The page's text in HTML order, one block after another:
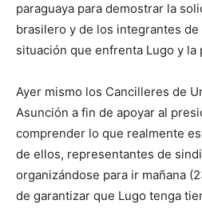
paraguaya para demostrar la
brasilero y de los integrantes de
situación que enfrenta Lugo y la
Ayer mismo los Cancilleres de
Asunción a fin de apoyar al
comprender lo que realmente
de ellos, representantes de
organizándose para ir mañana
de garantizar que Lugo tenga